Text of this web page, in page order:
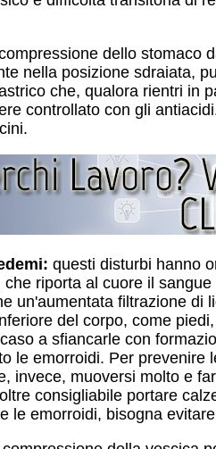
dello stomaco
nella posizione sdraiata,
che, qualora rientri in
controllato con gli
questi disturbi hanno
riporta al cuore il
un'aumentata filtrazione di
del corpo, come
a sfiancarle con
le emorroidi. Per
invece, muoversi molto e
consigliabile portare
le emorroidi, bisogna